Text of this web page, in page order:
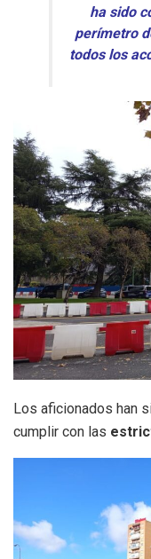
ha sido
perímetro
todos los
Los aficionados han
cumplir con las